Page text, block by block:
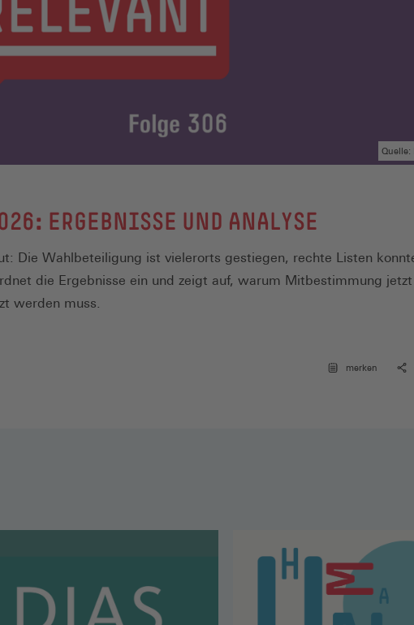
ERGEBNISSE UND ANALYSE
Die Wahlbeteiligung ist vielerorts gestiegen, rechte Listen
die Ergebnisse ein und zeigt auf, warum Mitbestimmung jetzt
werden muss.
Quelle:
merken